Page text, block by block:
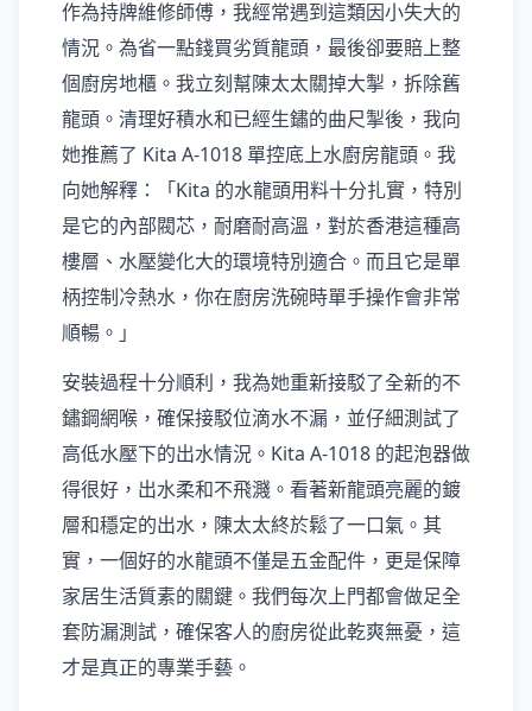
作為持牌維修師傅，我經常遇到這類因小失大的
情況。為省一點錢買劣質龍頭，最後卻要賠上整
個廚房地櫃。我立刻幫陳太太關掉大掣，拆除舊
龍頭。清理好積水和已經生鏽的曲尺掣後，我向
她推薦了 Kita A-1018 單控底上水廚房龍頭。我
向她解釋：「Kita 的水龍頭用料十分扎實，特別
是它的內部閥芯，耐磨耐高溫，對於香港這種高
樓層、水壓變化大的環境特別適合。而且它是單
柄控制冷熱水，你在廚房洗碗時單手操作會非常
順暢。」
安裝過程十分順利，我為她重新接駁了全新的不
鏽鋼網喉，確保接駁位滴水不漏，並仔細測試了
高低水壓下的出水情況。Kita A-1018 的起泡器做
得很好，出水柔和不飛濺。看著新龍頭亮麗的鍍
層和穩定的出水，陳太太終於鬆了一口氣。其
實，一個好的水龍頭不僅是五金配件，更是保障
家居生活質素的關鍵。我們每次上門都會做足全
套防漏測試，確保客人的廚房從此乾爽無憂，這
才是真正的專業手藝。